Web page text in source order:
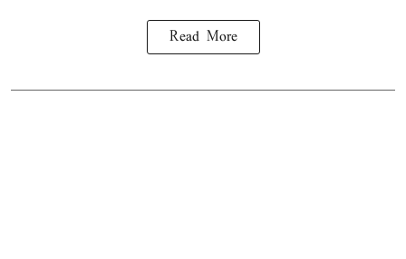
Read More